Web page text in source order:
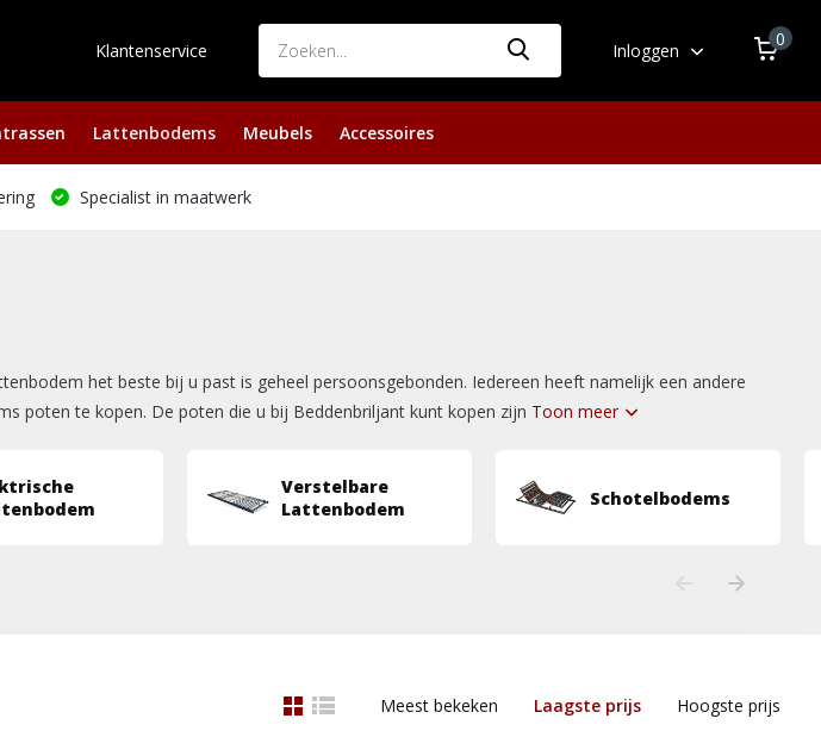
Klantenservice Inloggen
0
Lattenbodems Meubels Accessoires
Specialist in maatwerk
het beste bij u past is geheel persoonsgebonden. Iedereen heeft namelijk een andere
poten te kopen. De poten die u bij Beddenbriljant kunt kopen zijn Toon meer
Verstelbare
Lattenbodem
Schotelbodems
Meest bekeken Laagste prijs Hoogste prijs